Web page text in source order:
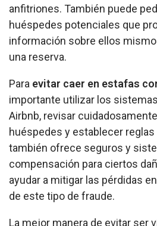
anfitriones. También puede
huéspedes potenciales que
información sobre ellos
una reserva.
Para evitar caer en estafas
importante utilizar los
Airbnb, revisar
huéspedes y establecer reglas
también ofrece seguros y
compensación para ciertos
ayudar a mitigar las pérdidas
de este tipo de fraude.
La mejor manera de evitar ser